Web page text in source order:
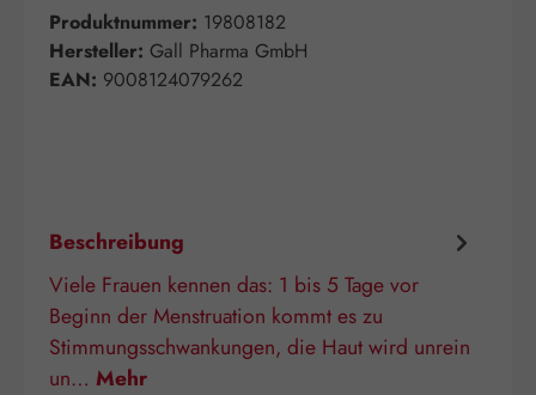
Produktnummer: 19808182
Hersteller: Gall Pharma GmbH
EAN: 9008124079262
Beschreibung
Viele Frauen kennen das: 1 bis 5 Tage vor
Beginn der Menstruation kommt es zu
Stimmungsschwankungen, die Haut wird unrein
un… Mehr